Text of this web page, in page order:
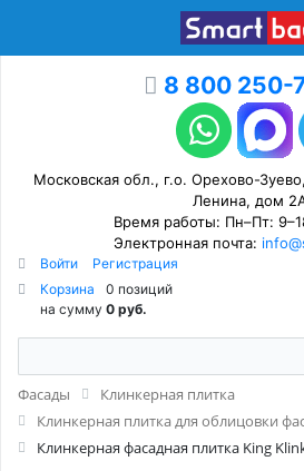
8 800 250-
Московская обл., г.о. Орехово-
Ленина, дом
Время работы: Пн–Пт:
Электронная почта:
Войти
Регистрация
Корзина
0 позиций
на сумму 0 руб.
Фасады
Клинкерная плитка
Клинкерная плитка для облицовки
Клинкерная фасадная плитка King